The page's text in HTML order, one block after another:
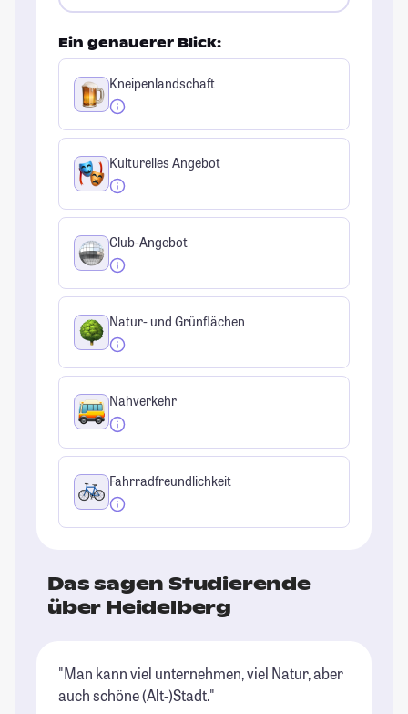
Ein genauerer Blick:
Kneipenlandschaft
Kulturelles Angebot
Club-Angebot
Natur- und Grünflächen
Nahverkehr
Fahrradfreundlichkeit
Das sagen Studierende
über Heidelberg
"Man kann viel unternehmen, viel Natur, aber
auch schöne (Alt-)Stadt."